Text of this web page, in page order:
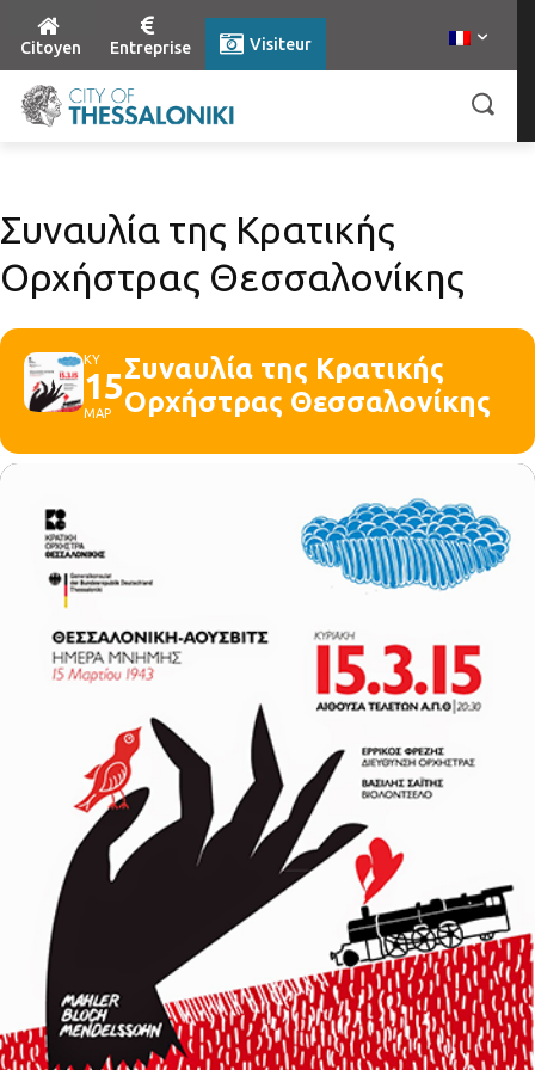
Citoyen Entreprise Visiteur
Συναυλία της Κρατικής
Ορχήστρας Θεσσαλονίκης
ΚΥ
15
ΜΑΡ
Συναυλία της Κρατικής
Ορχήστρας Θεσσαλονίκης